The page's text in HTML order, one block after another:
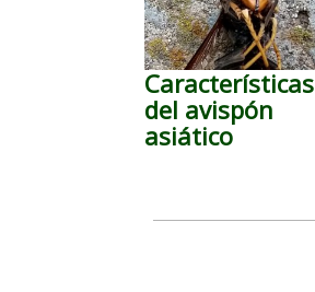
Características
del avispón
asiático